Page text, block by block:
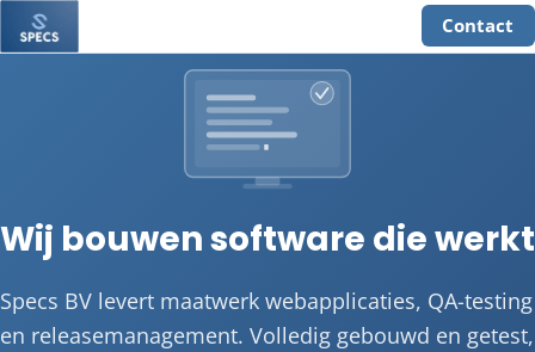
Contact
Wij bouwen software die werkt
Specs BV levert maatwerk webapplicaties, QA-testing
en releasemanagement. Volledig gebouwd en getest,